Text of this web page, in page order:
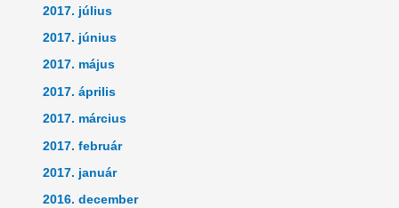
2017. július
2017. június
2017. május
2017. április
2017. március
2017. február
2017. január
2016. december